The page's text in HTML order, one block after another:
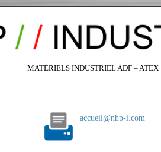
MATÉRIELS INDUSTRIEL ADF – ATEX
accueil@nhp-i.com